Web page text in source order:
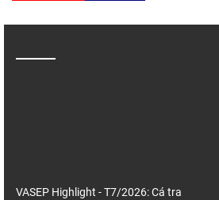
VASEP Highlight - T7/2026: Cá tra